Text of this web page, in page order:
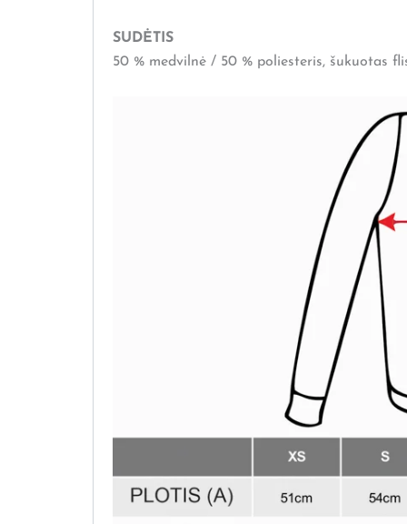
SUDĖTIS
50 % medvilnė / 50 % poliesteris, šukuotas